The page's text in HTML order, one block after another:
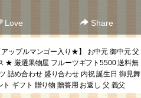
Love Share
ップルマンゴー入り★】 お中元 御中元 父
★ 厳選果物屋 フルーツギフト5500 送料無
詰め合わせ 盛り合わせ 内祝 誕生日 御見舞
ト ギフト 贈り物 贈答用 お返し 父 義父